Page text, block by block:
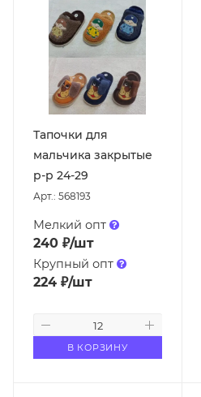
Тапочки для
мальчика закрытые
р-р 24-29
Арт.: 568193
Мелкий опт
240 ₽/шт
Крупный опт
224 ₽/шт
В КОРЗИНУ